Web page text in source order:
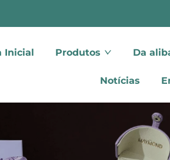
Inicial Produtos Da
Notícias